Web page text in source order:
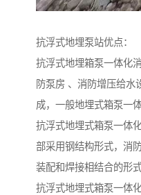
抗浮式地埋泵站优点：
抗浮式地埋箱泵一体化
防泵房 、消防增压给水
成，一般地埋式箱泵一
抗浮式地埋式箱泵一体
部采用钢结构形式，消
装配和焊接相结合的形式
抗浮式地埋式箱泵一体